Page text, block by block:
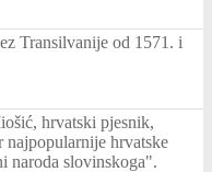
Transilvanije od 1571. i
hrvatski pjesnik,
hrvatske
naroda slovinskoga".